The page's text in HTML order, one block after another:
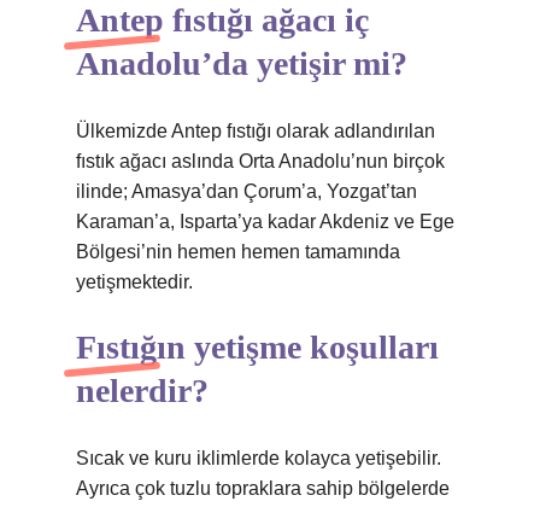
Antep fıstığı ağacı iç
Anadolu’da yetişir mi?
Ülkemizde Antep fıstığı olarak adlandırılan
fıstık ağacı aslında Orta Anadolu’nun birçok
ilinde; Amasya’dan Çorum’a, Yozgat’tan
Karaman’a, Isparta’ya kadar Akdeniz ve Ege
Bölgesi’nin hemen hemen tamamında
yetişmektedir.
Fıstığın yetişme koşulları
nelerdir?
Sıcak ve kuru iklimlerde kolayca yetişebilir.
Ayrıca çok tuzlu topraklara sahip bölgelerde